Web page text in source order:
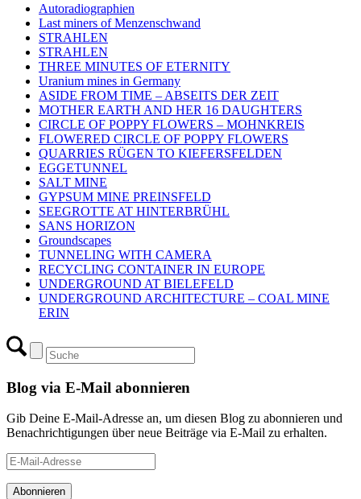
Autoradiographien
Last miners of Menzenschwand
STRAHLEN
STRAHLEN
THREE MINUTES OF ETERNITY
Uranium mines in Germany
ASIDE FROM TIME – ABSEITS DER ZEIT
MOTHER EARTH AND HER 16 DAUGHTERS
CIRCLE OF POPPY FLOWERS – MOHNKREIS
FLOWERED CIRCLE OF POPPY FLOWERS
QUARRIES RÜGEN TO KIEFERSFELDEN
EGGETUNNEL
SALT MINE
GYPSUM MINE PREINSFELD
SEEGROTTE AT HINTERBRÜHL
SANS HORIZON
Groundscapes
TUNNELING WITH CAMERA
RECYCLING CONTAINER IN EUROPE
UNDERGROUND AT BIELEFELD
UNDERGROUND ARCHITECTURE – COAL MINE
ERIN
Blog via E-Mail abonnieren
Gib Deine E-Mail-Adresse an, um diesen Blog zu abonnieren und
Benachrichtigungen über neue Beiträge via E-Mail zu erhalten.
E-
Mail-
Adresse
Abonnieren